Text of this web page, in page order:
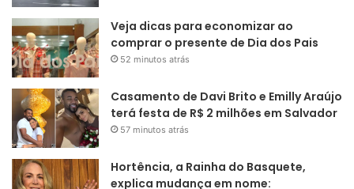
Veja dicas para economizar ao
comprar o presente de Dia dos Pais
52 minutos atrás
Casamento de Davi Brito e Emilly Araújo
terá festa de R$ 2 milhões em Salvador
57 minutos atrás
Hortência, a Rainha do Basquete,
explica mudança em nome: